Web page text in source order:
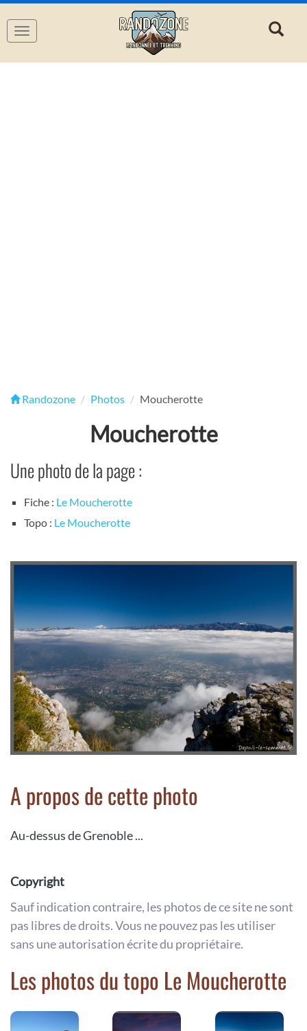
Navigation
Randozone Photos Moucherotte
Moucherotte
Une photo de la page :
Fiche : Le Moucherotte
Topo : Le Moucherotte
A propos de cette photo
Au-dessus de Grenoble ...
Copyright
Sauf indication contraire, les photos de ce site ne sont
pas libres de droits. Vous ne pouvez pas les utiliser
sans une autorisation écrite du propriétaire.
Les photos du topo Le Moucherotte